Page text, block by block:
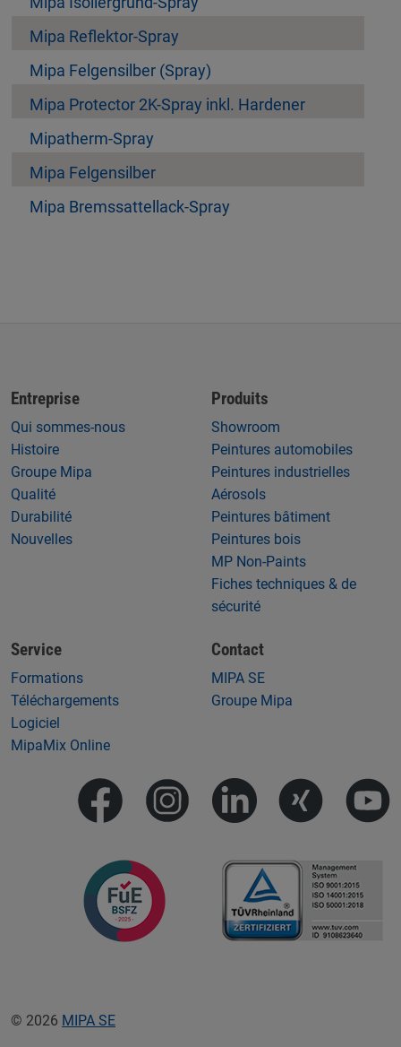
Mipa Reflektor-Spray
Mipa Felgensilber (Spray)
Mipa Protector 2K-Spray inkl. Hardener
Mipatherm-Spray
Mipa Felgensilber
Mipa Bremssattellack-Spray
Entreprise
Qui sommes-nous
Histoire
Groupe Mipa
Qualité
Durabilité
Nouvelles
Produits
Showroom
Peintures automobiles
Peintures industrielles
Aérosols
Peintures bâtiment
Peintures bois
MP Non-Paints
Fiches techniques & de
sécurité
Service
Formations
Téléchargements
Logiciel
MipaMix Online
Contact
MIPA SE
Groupe Mipa
© 2026 MIPA SE